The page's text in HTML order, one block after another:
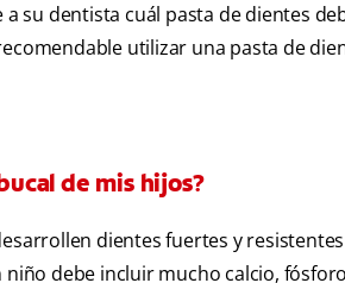
su dentista cuál pasta de dientes
utilizar una pasta de
de mis hijos?
dientes fuertes y
debe incluir mucho calcio,